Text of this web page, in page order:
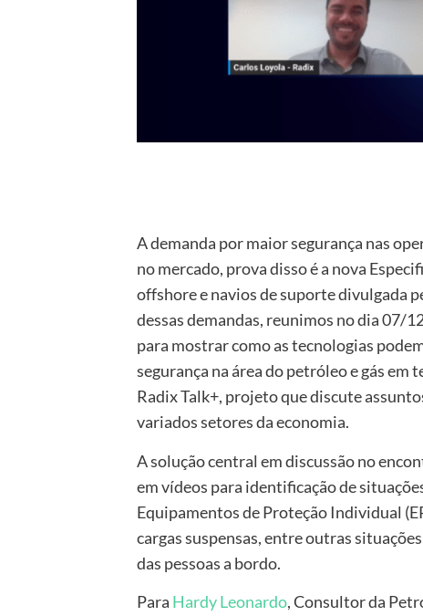
A demanda por maior segurança nas
no mercado, prova disso é a nova
offshore e navios de suporte divulgada
dessas demandas, reunimos no dia 07/
para mostrar como as tecnologias
segurança na área do petróleo e gás
Radix Talk+, projeto que discute
variados setores da economia.
A solução central em discussão no
em vídeos para identificação de
Equipamentos de Proteção Individual
cargas suspensas, entre outras
das pessoas a bordo.
Para Hardy Leonardo, Consultor da